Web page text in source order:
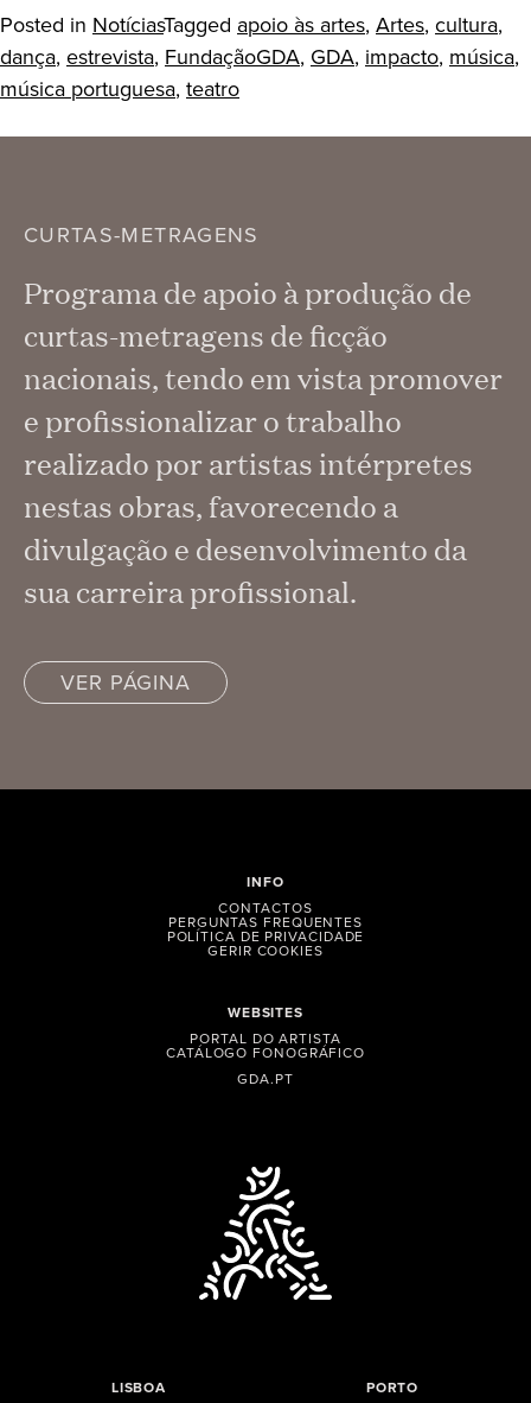
Posted in NotíciasTagged apoio às artes, Artes, cultura,
dança, estrevista, FundaçãoGDA, GDA, impacto, música,
música portuguesa, teatro
CURTAS-METRAGENS
Programa de apoio à produção de
curtas-metragens de ficção
nacionais, tendo em vista promover
e profissionalizar o trabalho
realizado por artistas intérpretes
nestas obras, favorecendo a
divulgação e desenvolvimento da
sua carreira profissional.
VER PÁGINA
LISBOA
PORTO
WEBSITES
PORTAL DO ARTISTA
CATÁLOGO FONOGRÁFICO
GDA.PT
INFO
CONTACTOS
PERGUNTAS FREQUENTES
POLÍTICA DE PRIVACIDADE
GERIR COOKIES